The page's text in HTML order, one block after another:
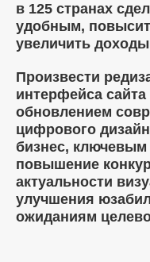
в 125 странах
удобным,
увеличить
Произвести
интерфейса
обновлением
цифрового
бизнес, ключевым
повышение
актуальности
улучшения
ожиданиям